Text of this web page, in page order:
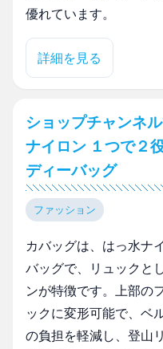
優れています。
詳細を見る
ショップチャンネ
ナイロン １つで２
ディーバッグ
ファッション
カバッグは、はっ水ナ
バッグで、リュックと
ンが特徴です。上部の
ックに変形可能で、ベ
の負担を軽減し、登山